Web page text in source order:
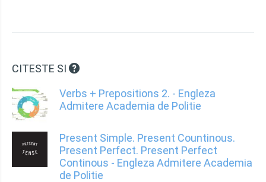
CITESTE SI
Verbs + Prepositions 2. - Engleza
Admitere Academia de Politie
Present Simple. Present Countinous.
Present Perfect. Present Perfect
Continous - Engleza Admitere Academia
de Politie